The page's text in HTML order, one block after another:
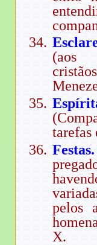
(aos
Festas.
pelos
X.